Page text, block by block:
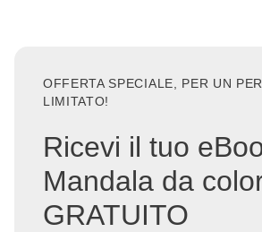
OFFERTA SPECIALE, PER UN
LIMITATO!
Ricevi il tuo
Mandala da
GRATUITO